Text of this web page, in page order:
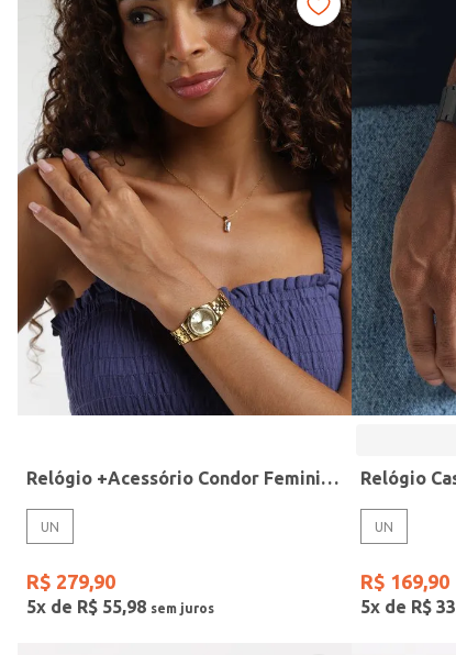
Modelo
Relógio +Acessório Condor Feminino DOURADO
UN
R$ 279,90
5x de R$ 55,98
UN
R$ 169,90
5x de R$ 33